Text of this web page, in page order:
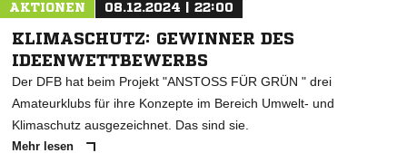
AKTIONEN 08.12.2024 | 22:00
KLIMASCHUTZ: GEWINNER DES
IDEENWETTBEWERBS
Der DFB hat beim Projekt "ANSTOSS FÜR GRÜN " drei
Amateurklubs für ihre Konzepte im Bereich Umwelt- und
Klimaschutz ausgezeichnet. Das sind sie.
Mehr lesen